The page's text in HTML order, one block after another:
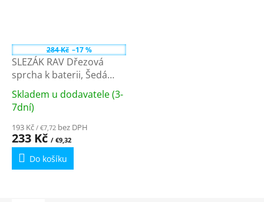
284 Kč –17 %
SLEZÁK RAV Dřezová
sprcha k baterii, Šedá
PS0013S
Průměrné
hodnocení
produktu
je
4,0
z
Skladem u dodavatele (3-
7dní)
193 Kč / €7,72 bez DPH
233 Kč / €9,32
Do košíku